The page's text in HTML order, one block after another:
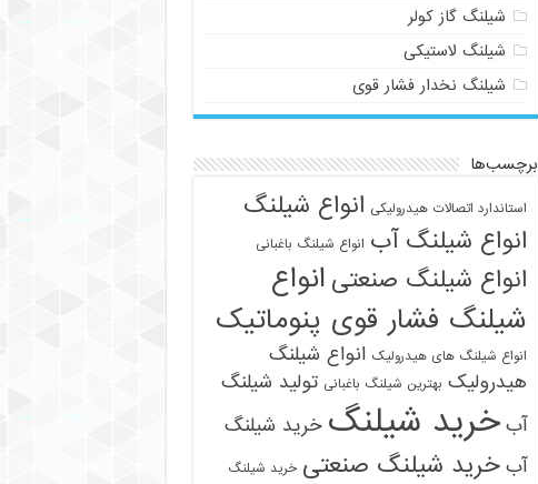
شیلنگ گاز کولر
شیلنگ لاستیکی
شیلنگ نخدار فشار قوی
برچسب‌ها
استاندارد اتصالات هیدرولیکی انواع شیلنگ
انواع شیلنگ آب انواع شیلنگ باغبانی
انواع شیلنگ صنعتی انواع
شیلنگ فشار قوی پنوماتیک
انواع شیلنگ های هیدرولیک انواع شیلنگ
هیدرولیک بهترین شیلنگ باغبانی تولید شیلنگ
آب خرید شیلنگ خرید شیلنگ
آب خرید شیلنگ صنعتی خرید شیلنگ